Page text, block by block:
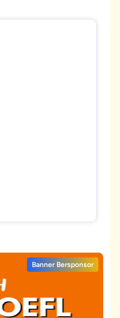
Banner Bersponsor